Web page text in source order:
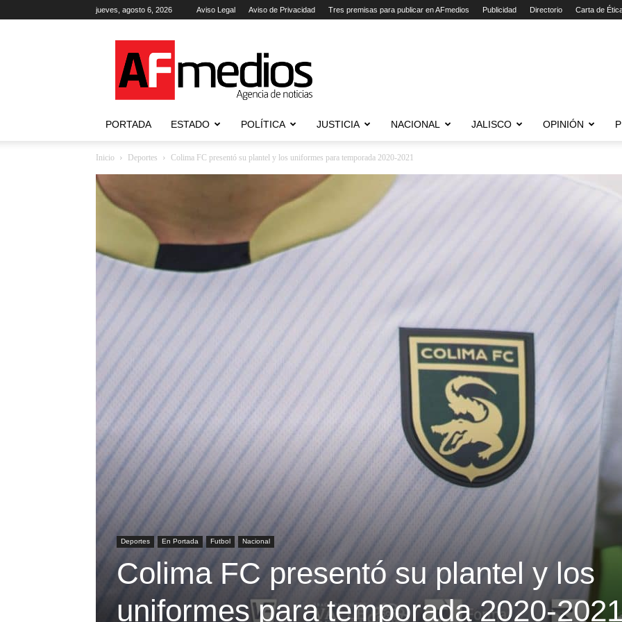
jueves, agosto 6, 2026 Aviso Legal Aviso de Privacidad Tres premisas para publicar en AFmedios Publicidad Directorio Carta de
Agencia
de
Noticias
PORTADA ESTADO POLÍTICA JUSTICIA NACIONAL JALISCO OPINIÓN
Inicio Deportes Colima FC presentó su plantel y los uniformes para temporada 2020-2021
Deportes En Portada Futbol Nacional
Colima FC presentó su plantel y los
uniformes para temporada 2020-